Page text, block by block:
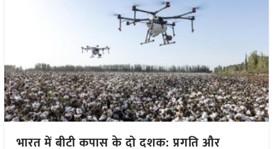
भारत में बीटी कपास के दो दशक: प्रगति और